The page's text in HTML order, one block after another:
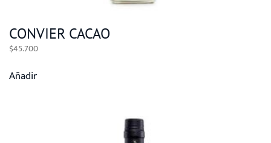
CONVIER CACAO
$45.700
Añadir